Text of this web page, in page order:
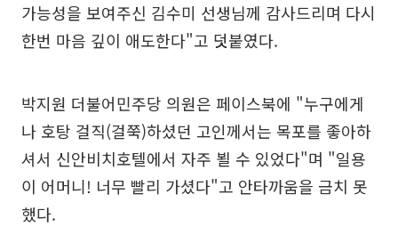
가능성을 보여주신 김수미 선생님께 감사드리며 다시
한번 마음 깊이 애도한다"고 덧붙였다.
박지원 더불어민주당 의원은 페이스북에 "누구에게
나 호탕 걸직(걸쭉)하셨던 고인께서는 목포를 좋아하
셔서 신안비치호텔에서 자주 뵐 수 있었다"며 "일용
이 어머니! 너무 빨리 가셨다"고 안타까움을 금치 못
했다.